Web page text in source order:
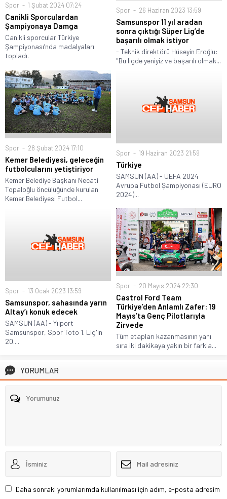
Spor 1 Şubat 2024 07:24
Canikli Sporculardan
Şampiyonaya Damga
Canikli sporcular Türkiye
Şampiyonası’nda madalyaları
topladı.
Spor 26 Haziran 2023 13:59
Samsunspor 11 yıl aradan
sonra çıktığı Süper Lig’de
başarılı olmak istiyor
- Teknik direktörü Hüseyin Eroğlu:
"Bu ligde yeniyiz ve başarılı olmak...
Spor 28 Şubat 2024 17:10
Kemer Belediyesi, geleceğin
futbolcularını yetiştiriyor
Kemer Belediye Başkanı Necati
Topaloğlu öncülüğünde kurulan
Kemer Belediyesi Futbol...
Spor 19 Haziran 2023 21:59
Türkiye
SAMSUN (AA) - UEFA 2024
Avrupa Futbol Şampiyonası (EURO
2024)...
Spor 13 Ocak 2023 13:59
Samsunspor, sahasında yarın
Altay’ı konuk edecek
SAMSUN (AA) - Yılport
Samsunspor, Spor Toto 1. Lig'in
20....
Spor 20 Mayıs 2024 22:30
Castrol Ford Team
Türkiye’den Anlamlı Zafer: 19
Mayıs’ta Genç Pilotlarıyla
Zirvede
Tüm etapları kazanmasının yanı
sıra iki dakikaya yakın bir farkla...
YORUMLAR
Daha sonraki yorumlarımda kullanılması için adım, e-posta adresim